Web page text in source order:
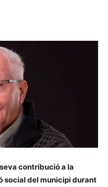
contribució a la
social del municipi durant